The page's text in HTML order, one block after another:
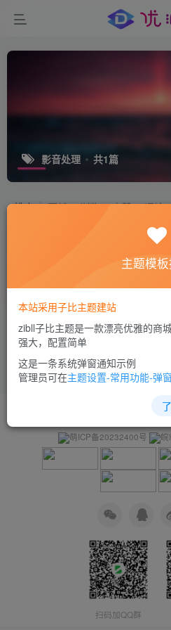
影音处理 共1篇
排序 更新 浏览 点赞 评论
格式工厂
免费资源
2年前
萌ICP备20232400号
扫码加QQ群
主题模
本站采用子比主题建站
zibll子比主题是一款漂亮优雅的商
强大，配置简单
这是一条系统弹窗通知示例
管理员可在主题设置-常用功能-弹